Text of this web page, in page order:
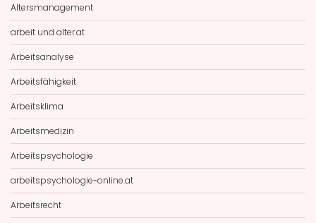
Altersmanagement
arbeit und alter.at
Arbeitsanalyse
Arbeitsfähigkeit
Arbeitsklima
Arbeitsmedizin
Arbeitspsychologie
arbeitspsychologie-online.at
Arbeitsrecht